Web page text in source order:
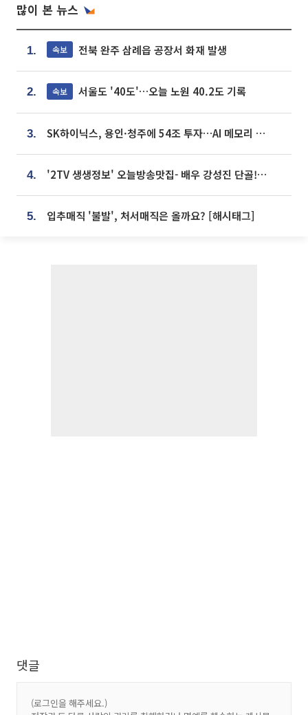
많이 본 뉴스
1. 속보 전북 완주 삼례읍 공장서 화재 발생
2. 속보 서울도 '40도'…오늘 노원 40.2도 기록
3. SK하이닉스, 용인·청주에 54조 투자…AI 메모리 생산기지 키운다
4. '2TV 생생정보' 오늘방송맛집- 배우 강성진 단골! 쌀국수ㆍ푸팟퐁 커리 맛집 '블○○○'
5. 입추매직 '불발', 처서매직은 올까요? [해시태그]
댓글